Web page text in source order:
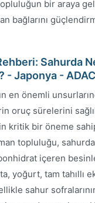
bir araya
bağlarını
Sahurda
- Japonya -
en önemli
oruç sürelerini
kritik bir öneme
topluluğu,
içeren
yoğurt, tam tahıllı
sahur